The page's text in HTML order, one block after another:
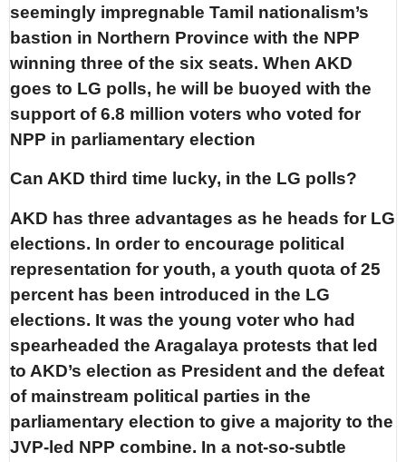
seemingly impregnable Tamil nationalism’s
bastion in Northern Province with the NPP
winning three of the six seats. When AKD
goes to LG polls, he will be buoyed with the
support of 6.8 million voters who voted for
NPP in parliamentary election
Can AKD third time lucky, in the LG polls?
AKD has three advantages as he heads for LG
elections. In order to encourage political
representation for youth, a youth quota of 25
percent has been introduced in the LG
elections. It was the young voter who had
spearheaded the Aragalaya protests that led
to AKD’s election as President and the defeat
of mainstream political parties in the
parliamentary election to give a majority to the
JVP-led NPP combine. In a not-so-subtle